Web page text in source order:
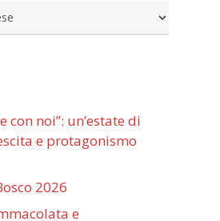
con noi”: un’estate di
e protagonismo
2026
e